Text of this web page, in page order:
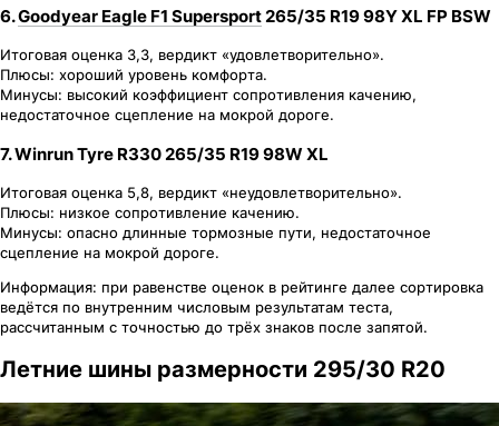
6.Goodyear Eagle F1 Supersport265/35 R19 98Y XL FP BSW
Итоговая оценка 3,3, вердикт «удовлетворительно».
Плюсы: хороший уровень комфорта.
Минусы: высокий коэффициент сопротивления качению,
недостаточное сцепление на мокрой дороге.
7.Winrun Tyre R330 265/35 R19 98W XL
Итоговая оценка 5,8, вердикт «неудовлетворительно».
Плюсы: низкое сопротивление качению.
Минусы: опасно длинные тормозные пути, недостаточное
сцепление на мокрой дороге.
Информация: при равенстве оценок в рейтинге далее сортировка
ведётся по внутренним числовым результатам теста,
рассчитанным с точностью до трёх знаков после запятой.
Летние шины размерности 295/30 R20